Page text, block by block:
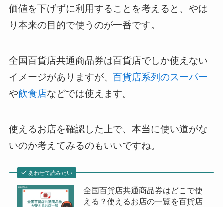
価値を下げずに利用することを考えると、やは
り本来の目的で使うのが一番です。
全国百貨店共通商品券は百貨店でしか使えない
イメージがありますが、 百貨店系列のスーパー
や飲食店などでは使えます。
使えるお店を確認した上で、本当に使い道がな
いのか考えてみるのもいいですね。
あわせて読みたい
全国百貨店共通商品券はどこで使
える？使えるお店の一覧を百貨店